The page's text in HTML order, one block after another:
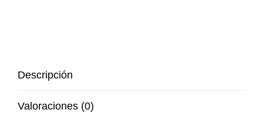
cantidad
Descripción
Valoraciones (0)